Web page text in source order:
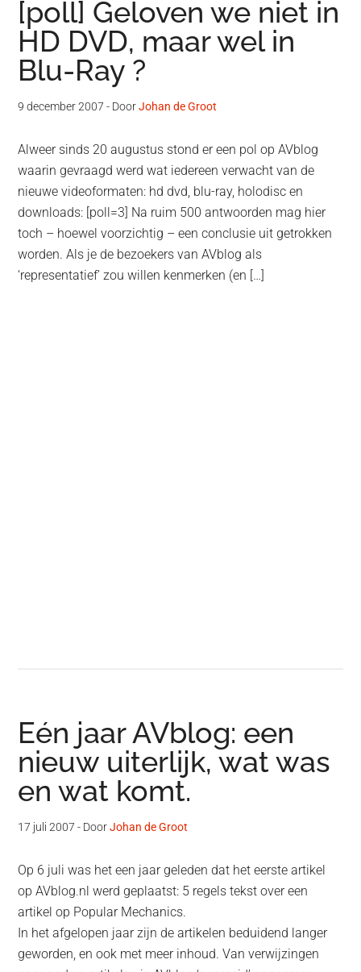
[poll] Geloven we niet in
HD DVD, maar wel in
Blu-Ray ?
9 december 2007 - DoorJohan de Groot
Alweer sinds 20 augustus stond er een pol op AVblog
waarin gevraagd werd wat iedereen verwacht van de
nieuwe videoformaten: hd dvd, blu-ray, holodisc en
downloads: [poll=3] Na ruim 500 antwoorden mag hier
toch – hoewel voorzichtig – een conclusie uit getrokken
worden. Als je de bezoekers van AVblog als
‘representatief’ zou willen kenmerken (en […]
Eén jaar AVblog: een
nieuw uiterlijk, wat was
en wat komt.
17 juli 2007 - DoorJohan de Groot
Op 6 juli was het een jaar geleden dat het eerste artikel
op AVblog.nl werd geplaatst: 5 regels tekst over een
artikel op Popular Mechanics.
In het afgelopen jaar zijn de artikelen beduidend langer
geworden, en ook met meer inhoud. Van verwijzingen